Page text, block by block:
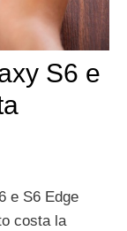
S6 e
e S6 Edge
costa la